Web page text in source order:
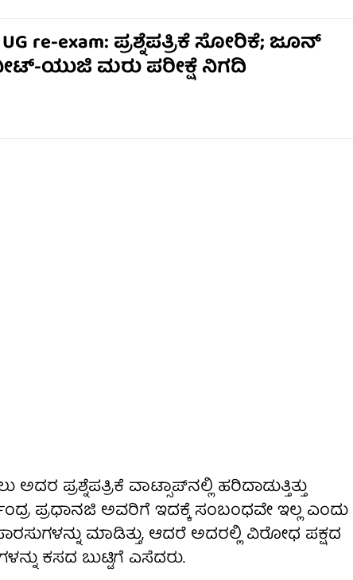
UG re-exam: ಪ್ರಶ್ನೆಪತ್ರಿಕೆ ಸೋರಿಕೆ; ಜೂನ್
ನೀಟ್-ಯುಜಿ ಮರು ಪರೀಕ್ಷೆ ನಿಗದಿ
ಪ್ರಶ್ನೆಪತ್ರಿಕೆ ವಾಟ್ಸಾಪ್‌ನಲ್ಲಿ ಹರಿದಾಡುತ್ತಿತ್ತು
ಪ್ರಧಾನಜಿ ಅವರಿಗೆ ಇದಕ್ಕೆ ಸಂಬಂಧವೇ ಇಲ್ಲ ಎಂದು
ಮಾಡಿತ್ತು, ಆದರೆ ಅದರಲ್ಲಿ ವಿರೋಧ ಪಕ್ಷದ
ಕಸದ ಬುಟ್ಟಿಗೆ ಎಸೆದರು.